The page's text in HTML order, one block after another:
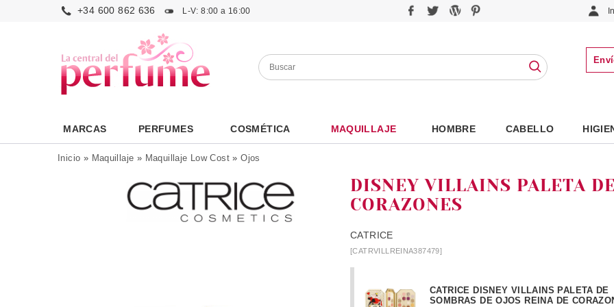
+34 600 862 636 L-V: 8:00 a 16:00
MARCAS PERFUMES COSMÉTICA MAQUILLAJE HOMBRE CABELLO
Inicio » Maquillaje » Maquillaje Low Cost »Ojos
DISNEY VILLAINS PALETA
CORAZONES
CATRICE
[CATRVILLREINA387479]
CATRICE DISNEY VILLAINS PALETA DE
SOMBRAS DE OJOS REINA DE